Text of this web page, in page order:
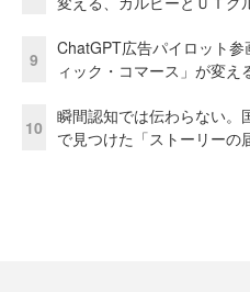
9
ChatGPT広告パイロット
ィック・コマース」が変え
10
瞬間認知では伝わらない。
で見つけた「ストーリーの